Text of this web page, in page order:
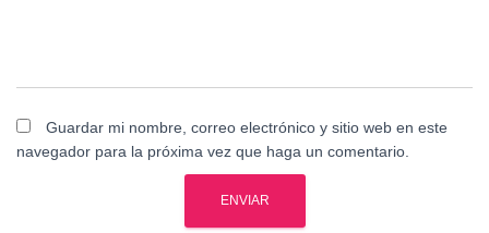
Guardar mi nombre, correo electrónico y sitio web en este
navegador para la próxima vez que haga un comentario.